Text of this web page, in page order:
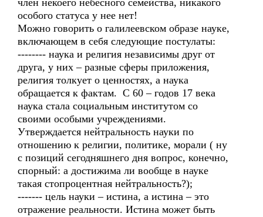
член некоего небесного семейства, никакого
особого статуса у нее нет!
Можно говорить о галилеевском образе науке,
включающем в себя следующие постулаты:
-------- наука и религия независимы друг от
друга, у них – разные сферы приложения,
религия толкует о ценностях, а наука
обращается к фактам. С 60 – годов 17 века
наука стала социальным институтом со
своими особыми учреждениями.
Утверждается нейтральность науки по
отношению к религии, политике, морали ( ну
с позиций сегодняшнего дня вопрос, конечно,
спорный: а достижима ли вообще в науке
такая стопроцентная нейтральность?);
------- цель науки – истина, а истина – это
отражение реальности. Истина может быть